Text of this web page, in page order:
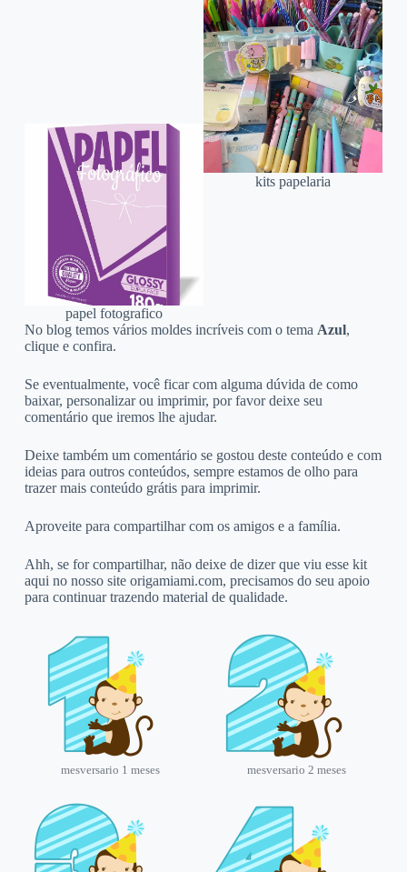
papel fotografico
kits papelaria
No blog temos vários moldes incríveis com o tema Azul,
clique e confira.
Se eventualmente, você ficar com alguma dúvida de como
baixar, personalizar ou imprimir, por favor deixe seu
comentário que iremos lhe ajudar.
Deixe também um comentário se gostou deste conteúdo e com
ideias para outros conteúdos, sempre estamos de olho para
trazer mais conteúdo grátis para imprimir.
Aproveite para compartilhar com os amigos e a família.
Ahh, se for compartilhar, não deixe de dizer que viu esse kit
aqui no nosso site origamiami.com, precisamos do seu apoio
para continuar trazendo material de qualidade.
mesversario 1 meses mesversario 2 meses